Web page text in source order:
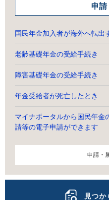
申請
国民年金加入者が海外へ転出
老齢基礎年金の受給手続き
障害基礎年金の受給手続き
年金受給者が死亡したとき
マイナポータルから国民年金
請等の電子申請ができます
申請・
見つ